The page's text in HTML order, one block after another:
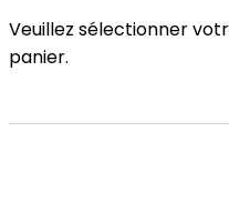
Veuillez sélectionner
panier.